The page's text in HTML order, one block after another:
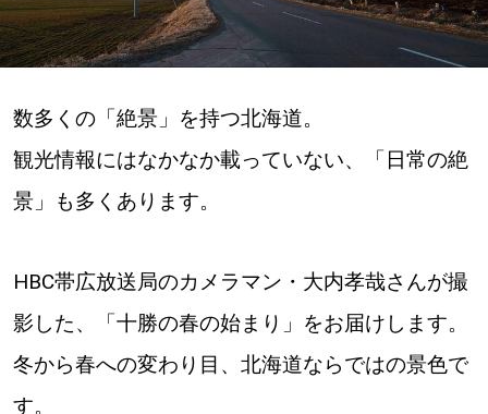
all
道北
道南
道央
KEYWORD
数多くの「絶景」を持つ北海道。
観光情報にはなかなか載っていない、「日常の絶
景」も多くあります。
HBC帯広放送局のカメラマン・大内孝哉さんが撮
影した、「十勝の春の始まり」をお届けします。
冬から春への変わり目、北海道ならではの景色で
す。